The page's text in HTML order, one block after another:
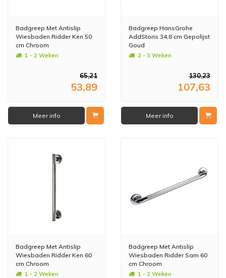
Badgreep Met Antislip
Wiesbaden Ridder Ken 50
cm Chroom
1 - 2 Weken
65,21
53,89
Meer info
Badgreep HansGrohe
AddStoris 34,8 cm Gepolijst
Goud
2 - 3 Weken
130,23
107,63
Meer info
Badgreep Met Antislip
Wiesbaden Ridder Ken 60
cm Chroom
1 - 2 Weken
Badgreep Met Antislip
Wiesbaden Ridder Sam 60
cm Chroom
1 - 2 Weken